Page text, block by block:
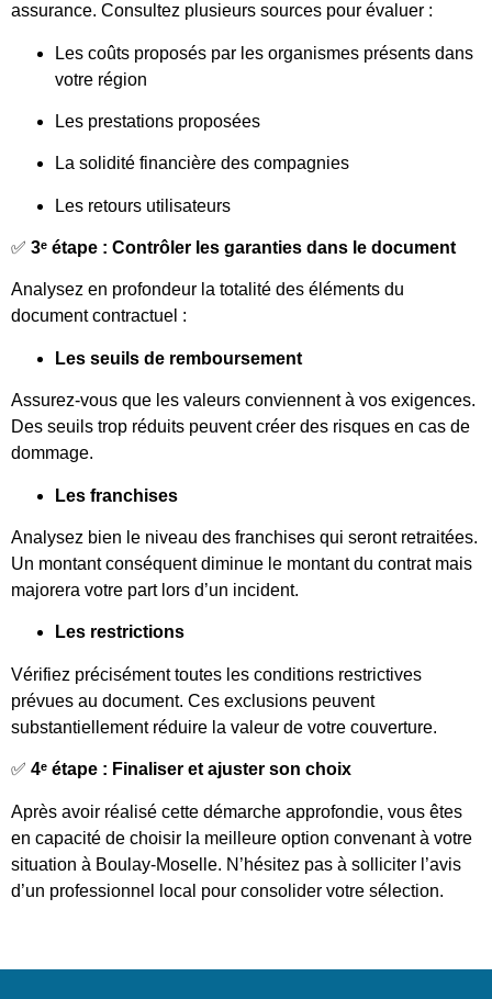
assurance. Consultez plusieurs sources pour évaluer :
Les coûts proposés par les organismes présents dans
votre région
Les prestations proposées
La solidité financière des compagnies
Les retours utilisateurs
✅ 3ᵉ étape : Contrôler les garanties dans le document
Analysez en profondeur la totalité des éléments du
document contractuel :
Les seuils de remboursement
Assurez-vous que les valeurs conviennent à vos exigences.
Des seuils trop réduits peuvent créer des risques en cas de
dommage.
Les franchises
Analysez bien le niveau des franchises qui seront retraitées.
Un montant conséquent diminue le montant du contrat mais
majorera votre part lors d’un incident.
Les restrictions
Vérifiez précisément toutes les conditions restrictives
prévues au document. Ces exclusions peuvent
substantiellement réduire la valeur de votre couverture.
✅ 4ᵉ étape : Finaliser et ajuster son choix
Après avoir réalisé cette démarche approfondie, vous êtes
en capacité de choisir la meilleure option convenant à votre
situation à Boulay-Moselle. N’hésitez pas à solliciter l’avis
d’un professionnel local pour consolider votre sélection.